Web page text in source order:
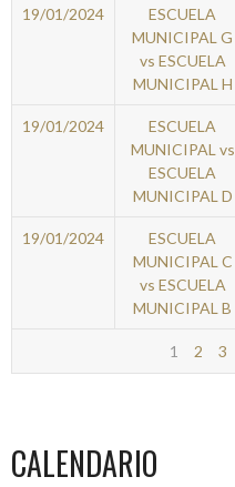
19/01/2024
ESCUELA
MUNICIPAL G
vs ESCUELA
MUNICIPAL H
19/01/2024
ESCUELA
MUNICIPAL vs
ESCUELA
MUNICIPAL D
19/01/2024
ESCUELA
MUNICIPAL C
vs ESCUELA
MUNICIPAL B
1 2 3
CALENDARIO